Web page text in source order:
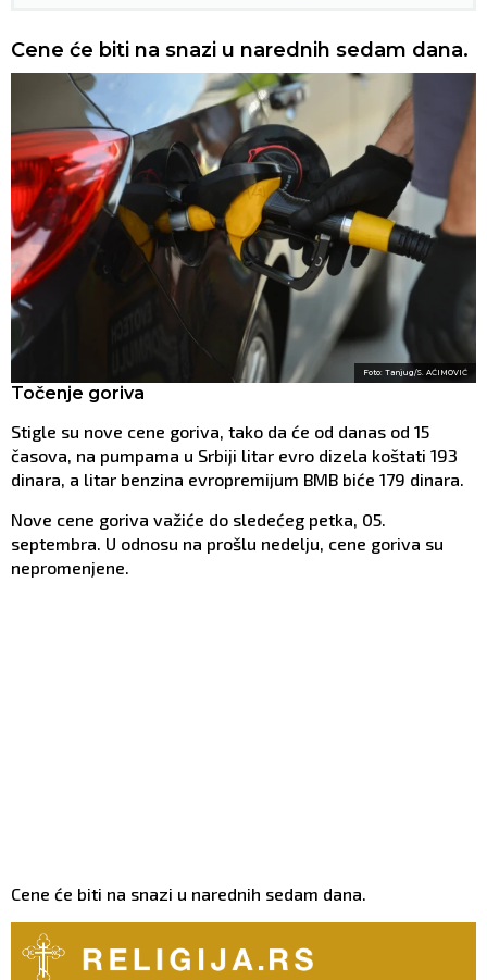
Cene će biti na snazi u narednih sedam dana.
Foto: Tanjug/S. AĆIMOVIĆ
Točenje goriva
Stigle su nove cene goriva, tako da će od danas od 15
časova, na pumpama u Srbiji litar evro dizela koštati 193
dinara, a litar benzina evropremijum BMB biće 179 dinara.
Nove cene goriva važiće do sledećeg petka, 05.
septembra. U odnosu na prošlu nedelju, cene goriva su
nepromenjene.
Cene će biti na snazi u narednih sedam dana.